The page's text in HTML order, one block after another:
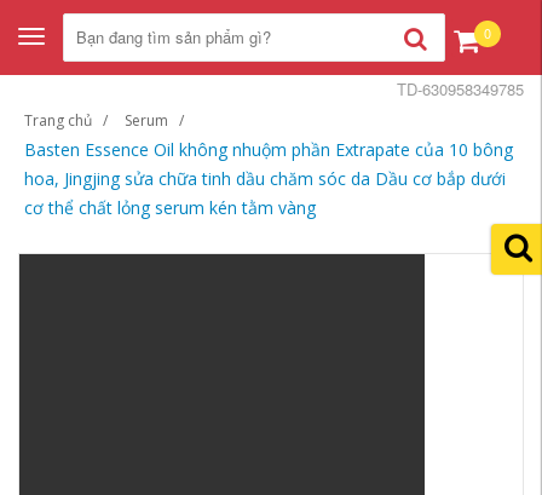
Toggle
navigation
0
Trang chủ Serum
Basten Essence Oil không nhuộm phần Extrapate của 10 bông
hoa, Jingjing sửa chữa tinh dầu chăm sóc da Dầu cơ bắp dưới
cơ thể chất lỏng serum kén tằm vàng
TD-630958349785